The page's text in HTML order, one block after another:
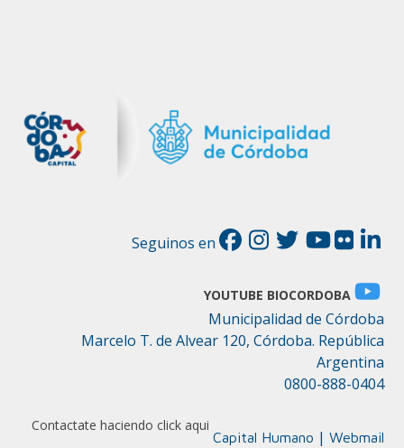
Contactate haciendo click aqui
Seguinos en
YOUTUBE BIOCORDOBA
Municipalidad de Córdoba
Marcelo T. de Alvear 120, Córdoba. República
Argentina
0800-888-0404
Capital Humano | Webmail